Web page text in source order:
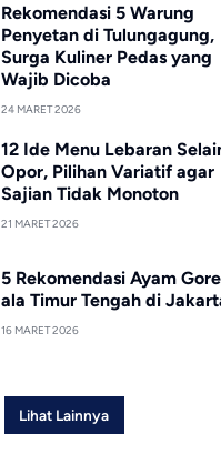
Rekomendasi 5 Warung
Penyetan di Tulungagung,
Surga Kuliner Pedas yang
Wajib Dicoba
24 MARET 2026
12 Ide Menu Lebaran
Opor, Pilihan Variatif agar
Sajian Tidak Monoton
21 MARET 2026
5 Rekomendasi Ayam
ala Timur Tengah di
16 MARET 2026
Lihat Lainnya